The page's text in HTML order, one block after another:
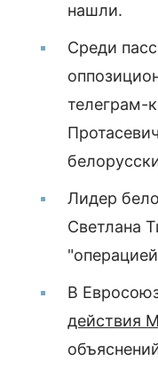
нашли.
Среди
телеграм-
Лидер
Светлана
В
действия